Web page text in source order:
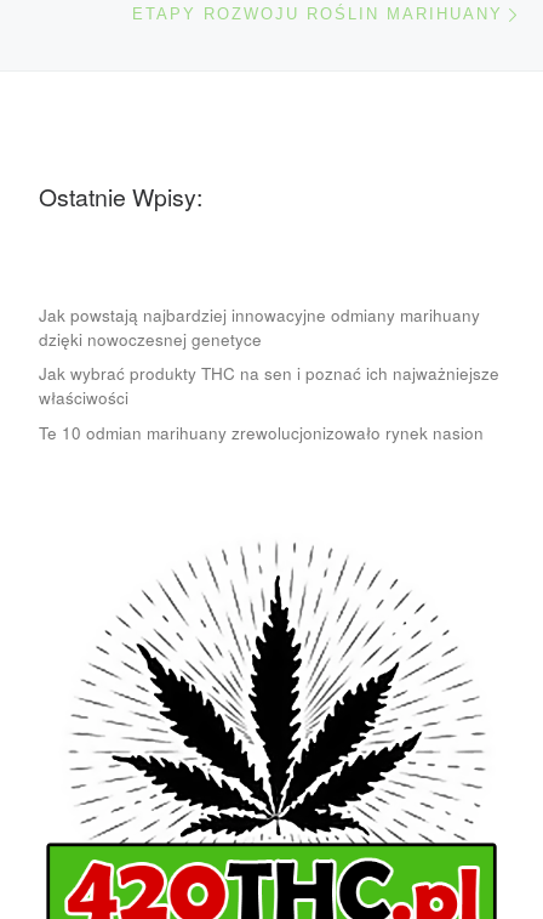
ETAPY ROZWOJU ROŚLIN MARIHUANY
Ostatnie Wpisy:
Jak powstają najbardziej innowacyjne odmiany marihuany
dzięki nowoczesnej genetyce
Jak wybrać produkty THC na sen i poznać ich najważniejsze
właściwości
Te 10 odmian marihuany zrewolucjonizowało rynek nasion